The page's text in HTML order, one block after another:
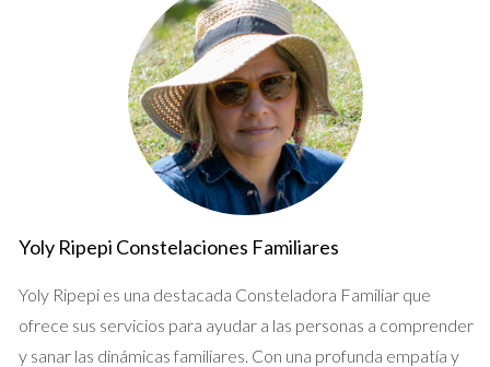
Yoly Ripepi Constelaciones Familiares
Yoly Ripepi es una destacada Consteladora Familiar que
ofrece sus servicios para ayudar a las personas a comprender
y sanar las dinámicas familiares. Con una profunda empatía y